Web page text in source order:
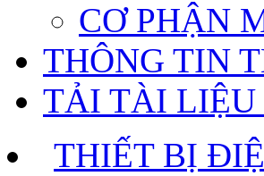
CƠ PHẬN
THÔNG TIN
TẢI TÀI LIỆU
THIẾT BỊ